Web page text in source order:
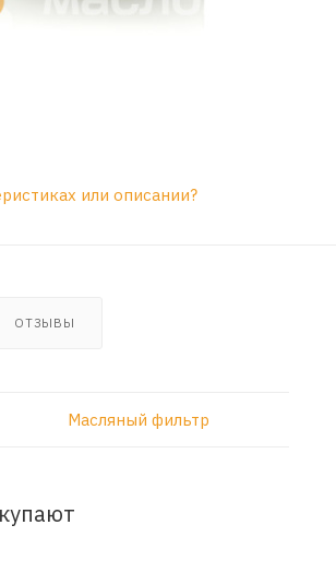
или описании?
ОТЗЫВЫ
Масляный фильтр